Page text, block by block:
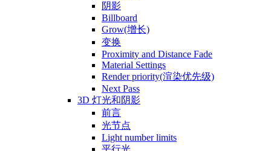
阴影
Billboard
Grow(增长)
变换
Proximity and Distance Fade
Material Settings
Render priority(渲染优先级)
Next Pass
3D 灯光和阴影
前言
光节点
Light number limits
平行光